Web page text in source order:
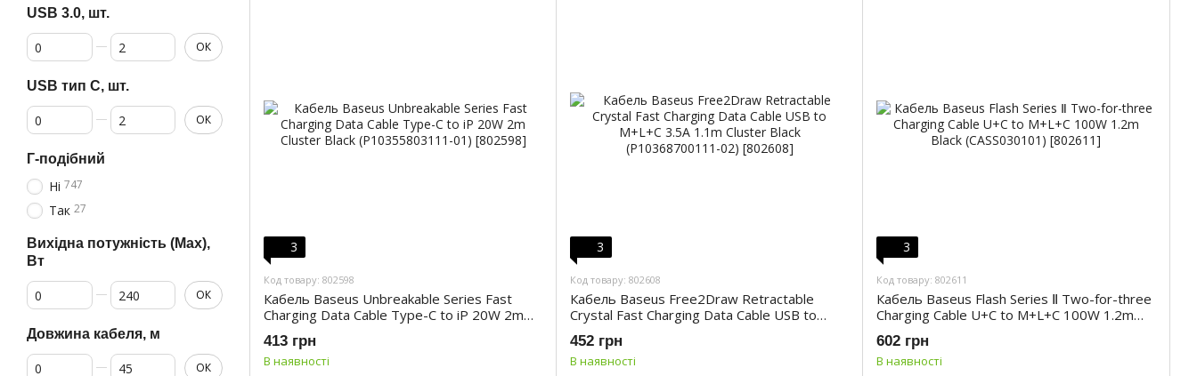
3
Код товару: 802598
Кабель Baseus Unbreakable Series Fast
Charging Data Cable Type-C to iP 20W 2m
Cluster Black (P10355803111-01)
413 грн
В наявності
3
Код товару: 802608
Кабель Baseus Free2Draw Retractable
Crystal Fast Charging Data Cable USB to
M+L+C 3.5A 1.1m Cluster Black
(P10368700111-02)
452 грн
В наявності
3
Код товару: 802611
Кабель Baseus Flash Series Ⅱ Two-for-three
Charging Cable U+C to M+L+C 100W 1.2m
Black (CASS030101)
602 грн
В наявності
USB 3.0, шт.
От USB 3.0, шт.
До USB 3.0, шт. ОК
USB тип C, шт.
От USB тип C, шт.
До USB тип C, шт. ОК
Г-подібний
Ні 747
Так 27
Вихідна потужність (Max),
Вт
От Вихідна потужність (Max), Вт
До Вихідна потужність (Max), Вт
ОК
Довжина кабеля, м
От Довжина кабеля, м
До Довжина кабеля, м ОК